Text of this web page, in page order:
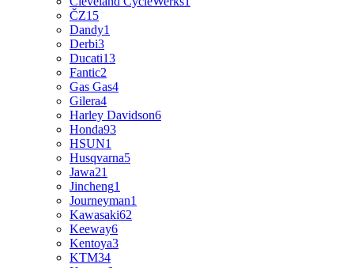
ČZ15
Dandy1
Derbi3
Ducati13
Fantic2
Gas Gas4
Gilera4
Harley Davidson6
Honda93
HSUN1
Husqvarna5
Jawa21
Jincheng1
Journeyman1
Kawasaki62
Keeway6
Kentoya3
KTM34